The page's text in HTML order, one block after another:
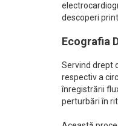
descoperi
Ecografia
Servind drept
respectiv a
înregistrării
perturbări în